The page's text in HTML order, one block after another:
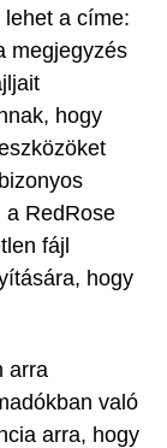
a címe:
megjegyzés
hogy
a RedRose
fájl
hogy
arra
való
arra, hogy